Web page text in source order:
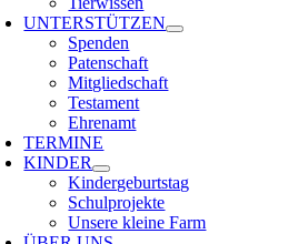
UNTERSTÜTZEN
Spenden
Patenschaft
Mitgliedschaft
Testament
Ehrenamt
TERMINE
KINDER
Kindergeburtstag
Schulprojekte
Unsere kleine Farm